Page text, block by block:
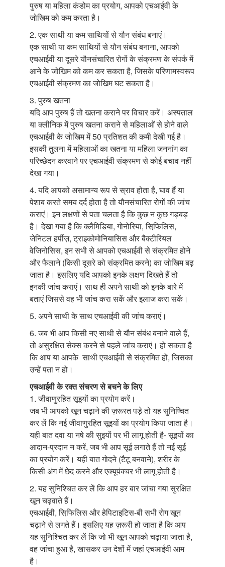
पुरुष या महिला कंडोम का प्रयोग, आपको एचआईवी के
जोखिम को कम करता है।
2. एक साथी या कम साथियों से यौन संबंध बनाएं।
एक साथी या कम साथियों से यौन संबंध बनाना, आपको
एचआईवी या दूसरे यौनसंचारित रोगों के संक्रमण के संपर्क में
आने के जोखिम को कम कर सकता है, जिसके परिणामस्वरूप
एचआईवी संक्रमण का जोखिम घट सकता है।
3. पुरुष खतना
यदि आप पुरुष हैं तो खतना कराने पर विचार करें। अस्पताल
या क्लीनिक में पुरुष खतना कराने से महिलाओं से होने वाले
एचआईवी के जोखिम में 50 प्रतिशत की कमी देखी गई है।
इसकी तुलना में महिलाओं का खतना या महिला जननांग का
परिच्छेदन करवाने पर एचआईवी संक्रमण से कोई बचाव नहीं
देखा गया।
4. यदि आपको असामान्य रूप से स्राव होता है, घाव हैं या
पेशाब करते समय दर्द होता है तो यौनसंचारित रोगों की जांच
कराएं। इन लक्षणों से पता चलता है कि कुछ न कुछ गड़बड़
है। देखा गया है कि क्लैमिडिया, गोनोरिया, सिफि़लिस,
जेनिटल हर्पीज़, ट्राइकोमोनियासिस और बैक्टीरियल
वेजिनोसिस, इन सभी से आपको एचआईवी से संक्रमित होने
और फैलाने (किसी दूसरे को संक्रमित करने) का जोखिम बढ़
जाता है। इसलिए यदि आपको इनके लक्षण दिखते हैं तो
इनकी जांच कराएं। साथ ही अपने साथी को इनके बारे में
बताएं जिससे वह भी जांच करा सकें और इलाज करा सकें।
5. अपने साथी के साथ एचआईवी की जांच कराएं।
6. जब भी आप किसी नए साथी से यौन संबंध बनाने वाले हैं,
तो असुरक्षित सेक्स करने से पहले जांच कराएं। हो सकता है
कि आप या आपके साथी एचआईवी से संक्रमित हों, जिसका
उन्हें पता न हो।
एचआईवी के रक्त संचरण से बचने के लिए
1. जीवाणुरहित सूइयों का प्रयोग करें।
जब भी आपको खून चढ़ाने की ज़रूरत पड़े तो यह सुनिष्चित
कर लें कि नई जीवाणुरहित सूइयों का प्रयोग किया जाता है।
यही बात दवा या नषे की सुइयों पर भी लागू होती है- सूइयों का
आदान-प्रदान न करें, जब भी आप सूई लगाते हैं तो नई सूई
का प्रयोग करें। यही बात गोदने (टैटू बनवाने), शरीर के
किसी अंग में छेद करने और एक्यूपंक्चर भी लागू होती है।
2. यह सुनिश्चित कर लें कि आप हर बार जांचा गया सुरक्षित
खून चढ़वाते हैं।
एचआईवी, सिफि़लिस और हेपिटाइटिस-बी सभी रोग खून
चढ़ाने से लगते हैं। इसलिए यह ज़रूरी हो जाता है कि आप
यह सुनिश्चित कर लें कि जो भी खून आपको चढ़ाया जाता है,
वह जांचा हुआ है, खासकर उन देशों में जहां एचआईवी आम
है।